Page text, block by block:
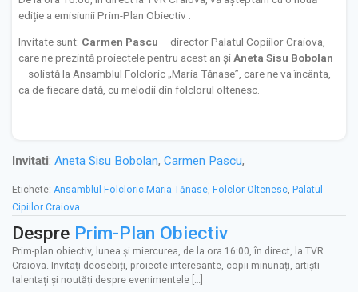
ediție a emisiunii Prim-Plan Obiectiv .
Invitate sunt: Carmen Pascu – director Palatul Copiilor Craiova,
care ne prezintă proiectele pentru acest an și Aneta Sisu Bobolan
– solistă la Ansamblul Folcloric „Maria Tănase”, care ne va încânta,
ca de fiecare dată, cu melodii din folclorul oltenesc.
Invitati: Aneta Sisu Bobolan, Carmen Pascu,
Etichete: Ansamblul Folcloric Maria Tănase, Folclor Oltenesc, Palatul
Cipiilor Craiova
Despre Prim-Plan Obiectiv
Prim-plan obiectiv, lunea și miercurea, de la ora 16:00, în direct, la TVR
Craiova. Invitați deosebiți, proiecte interesante, copii minunați, artiști
talentați și noutăți despre evenimentele […]